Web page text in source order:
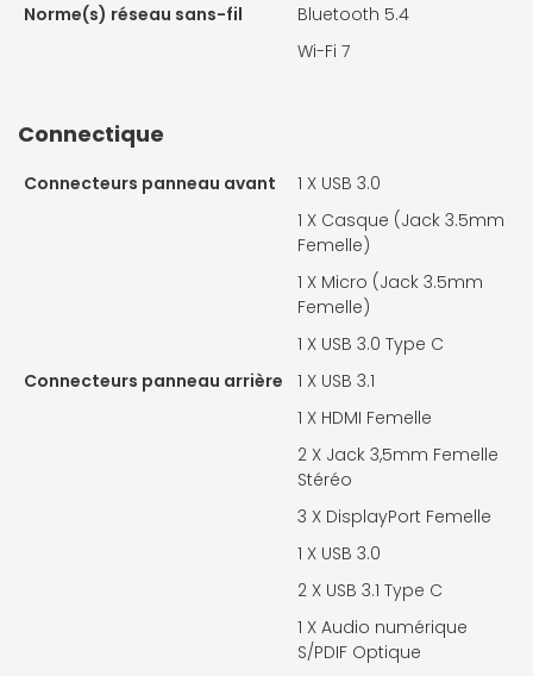
Norme(s) réseau sans-fil
Bluetooth 5.4
Wi-Fi 7
Connectique
Connecteurs panneau avant 1 X USB 3.0
1 X Casque (Jack 3.5mm
Femelle)
1 X Micro (Jack 3.5mm
Femelle)
1 X USB 3.0 Type C
Connecteurs panneau arrière
1 X USB 3.1
1 X HDMI Femelle
2 X Jack 3,5mm Femelle
Stéréo
3 X DisplayPort Femelle
1 X USB 3.0
2 X USB 3.1 Type C
1 X Audio numérique
S/PDIF Optique